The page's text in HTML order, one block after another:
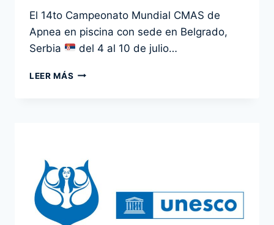
admin
El 14to Campeonato Mundial CMAS de
Apnea en piscina con sede en Belgrado,
Serbia
del 4 al 10 de julio…
LEER MÁS OCHO
CAMPEONATO
MUNDIAL
CMAS
DE
APNEA